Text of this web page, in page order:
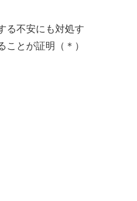
る不安にも対処す
とが証明（＊）